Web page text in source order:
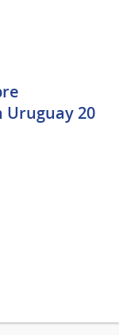
Uruguay 20